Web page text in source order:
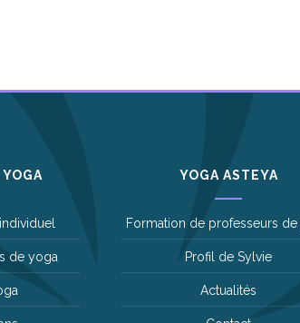
de yoga
YOGA ASTEYA
Formation de professeurs
Profil de Sylvie
Actualités